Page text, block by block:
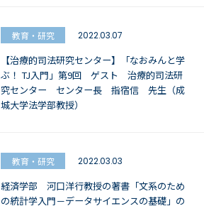
教育・研究 2022.03.07
【治療的司法研究センター】「なおみんと学
ぶ！ TJ入門」第9回 ゲスト 治療的司法研
究センター センター長 指宿信 先生（成
城大学法学部教授）
教育・研究 2022.03.03
経済学部 河口洋行教授の著書「文系のため
の統計学入門－データサイエンスの基礎」の